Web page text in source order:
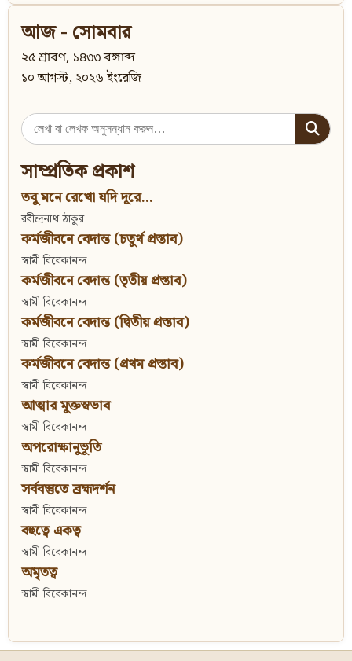
আজ - সোমবার
২৫ শ্রাবণ, ১৪৩৩ বঙ্গাব্দ
১০ আগস্ট, ২০২৬ ইংরেজি
Search
for:
সাম্প্রতিক প্রকাশ
তবু মনে রেখো যদি দূরে...
রবীন্দ্রনাথ ঠাকুর
কর্মজীবনে বেদান্ত (চতুর্থ প্রস্তাব)
স্বামী বিবেকানন্দ
কর্মজীবনে বেদান্ত (তৃতীয় প্রস্তাব)
স্বামী বিবেকানন্দ
কর্মজীবনে বেদান্ত (দ্বিতীয় প্রস্তাব)
স্বামী বিবেকানন্দ
কর্মজীবনে বেদান্ত (প্রথম প্রস্তাব)
স্বামী বিবেকানন্দ
আত্মার মুক্তস্বভাব
স্বামী বিবেকানন্দ
অপরোক্ষানুভূতি
স্বামী বিবেকানন্দ
সর্ববস্তুতে ব্রহ্মদর্শন
স্বামী বিবেকানন্দ
বহুত্বে একত্ব
স্বামী বিবেকানন্দ
অমৃতত্ব
স্বামী বিবেকানন্দ